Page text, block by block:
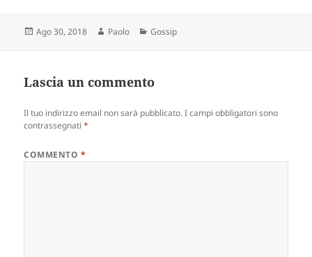
Scritto
Ago 30, 2018 Autore
Paolo Categorie
Gossip
Lascia un commento
Il tuo indirizzo email non sarà pubblicato. I campi obbligatori sono
contrassegnati*
COMMENTO *